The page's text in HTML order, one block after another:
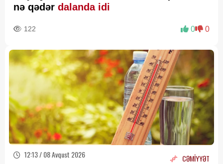
nə qədər dalanda idi
122 0 0
12:13 / 08 Avqust 2026 CƏMİYYƏT